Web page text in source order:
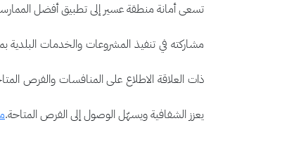
تسعى أمانة منطقة عسير إلى تطبيق أفضل
مشاركته في تنفيذ المشروعات والخدمات
ذات العلاقة الاطلاع على المنافسات والفرص
يعزز الشفافية ويسهّل الوصول إلى الفرص المتاحة.